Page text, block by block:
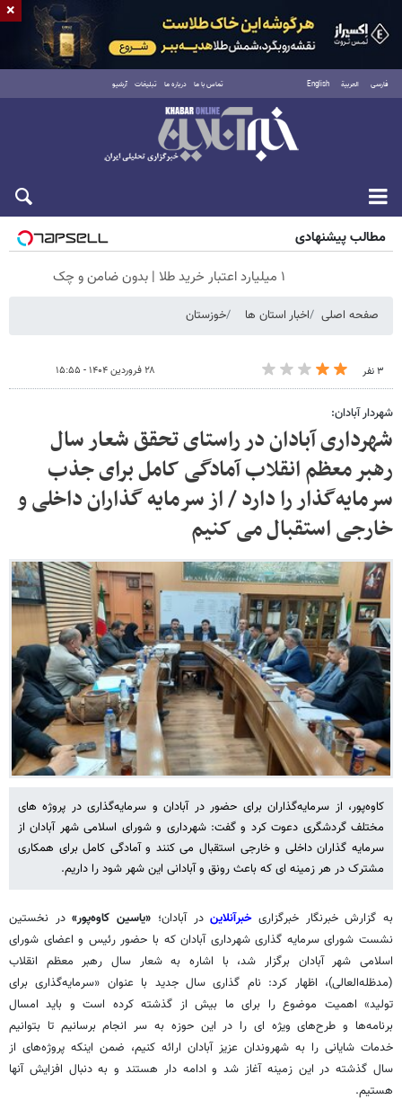
فارسی العربية English تماس با ما درباره ما تبلیغات آرشیو
جمعه ۱۶ مرداد ۱۴۰۵
مطالب پیشنهادی
۱ میلیارد اعتبار خرید طلا | بدون ضامن و چک
صفحه اصلی اخبار استان ها خوزستان
۳ نفر ۲۸ فروردین ۱۴۰۴ - ۱۵:۵۵
شهردار آبادان:
شهرداری آبادان در راستای تحقق شعار سال
رهبر معظم انقلاب آمادگی کامل برای جذب
سرمایه‌گذار را دارد / از سرمایه گذاران داخلی و
خارجی استقبال می کنیم
کاوه‌پور، از سرمایه‌گذاران برای حضور در آبادان و سرمایه‌گذاری در پروژه های
مختلف گردشگری دعوت کرد و گفت: شهرداری و شورای اسلامی شهر آبادان از
سرمایه گذاران داخلی و خارجی استقبال می کنند و آمادگی کامل برای همکاری
مشترک در هر زمینه ای که باعث رونق و آبادانی این شهر شود را داریم.
به گزارش خبرنگار خبرگزاریخبرآنلایندر آبادان؛ «یاسین کاوه‌پور»در نخستین
نشست شورای سرمایه گذاری شهرداری آبادان که با حضور رئیس و اعضای شورای
اسلامی شهر آبادان برگزار شد، با اشاره به شعار سال رهبر معظم انقلاب
(مدظله‌العالی)، اظهار کرد: نام گذاری سال جدید با عنوان «سرمایه‌گذاری برای
تولید» اهمیت موضوع را برای ما بیش از گذشته کرده است و باید امسال
برنامه‌ها و طرح‌های ویژه ای را در این حوزه به سر انجام برسانیم تا بتوانیم
خدمات شایانی را به شهروندان عزیز آبادان ارائه کنیم، ضمن اینکه پروژه‌های از
سال گذشته در این زمینه آغاز شد و ادامه دار هستند و به دنبال افزایش آنها
هستیم.
×